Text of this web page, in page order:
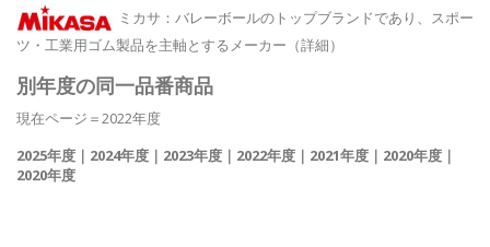
ミカサ ：バレーボールのトップブランドであり、スポー
ツ・工業用ゴム製品を主軸とするメーカー （詳細）
別年度の同一品番商品
現在ページ＝2022年度
2025年度 ｜ 2024年度 ｜ 2023年度 ｜ 2022年度 ｜ 2021年度 ｜ 2020年度 ｜
2020年度